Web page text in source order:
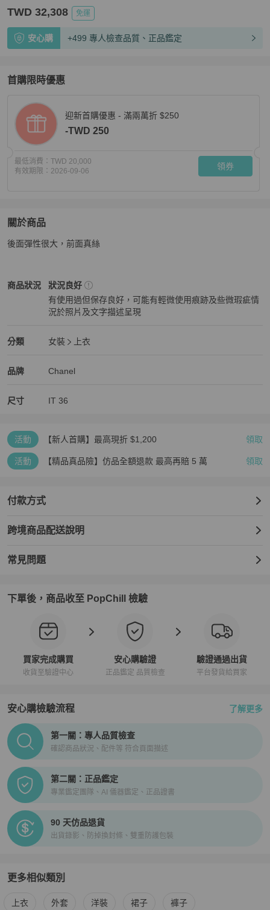
TWD 32,308 免運
安心購 +499 專人檢查品質、正品鑑定
首購限時優惠
迎新首購優惠 - 滿兩萬折 $250
-TWD 250
最低消費： TWD 20,000
有效期限： 2026-09-06 領券
關於商品
關於Chanel背心36碼商品詳情與購買須知
後面彈性很大，前面真絲
商品狀況
Chanel女裝商品狀態與細節
狀況良好
有使用過但保存良好，可能有輕微使用痕跡及些微瑕疵情
況於照片及文字描述呈現
分類
Chanel 女裝分類資訊
女裝
上衣
品牌
Chanel 精品女裝品牌介紹
Chanel
Chanel 推薦清單
尺寸 IT 36
活動 【新人首購】最高現折 $1,200 領取
活動 【精品真品險】仿品全額退款 最高再賠 5 萬 領取
付款方式
跨境商品配送說明
常見問題
下單後，商品收至 PopChill 檢驗
買家完成購買
收貨至驗證中心
安心購驗證
正品鑑定 品質檢查
驗證通過出貨
平台發貨給買家
安心購檢驗流程 了解更多
PopChill拍拍圈正品驗證、安心購檢驗流程介紹
第一關：專人品質檢查
確認商品狀況、配件等 符合頁面描述
第二關：正品鑑定
專業鑑定團隊、AI 儀器鑑定、正品證書
90 天仿品退貨
出貨錄影、防掉換封條、雙重防護包裝
更多相似類別
更多 Chanel 女裝 相似商品推薦
上衣 外套 洋裝 裙子 褲子